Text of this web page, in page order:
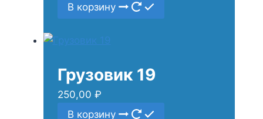
В корзину
Грузовик 19
250,00 ₽
В корзину